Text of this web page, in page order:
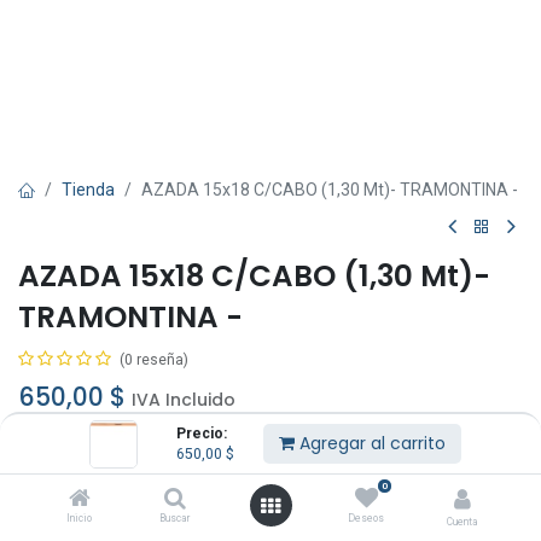
Precio:
650,00 $ Agregar al carrito
Inicio Buscar
0
Deseos Cuenta
Tienda AZADA 15x18 C/CABO (1,30 Mt)- TRAMONTINA -
AZADA 15x18 C/CABO (1,30 Mt)-
TRAMONTINA -
(0 reseña)
650,00 $ IVA Incluido